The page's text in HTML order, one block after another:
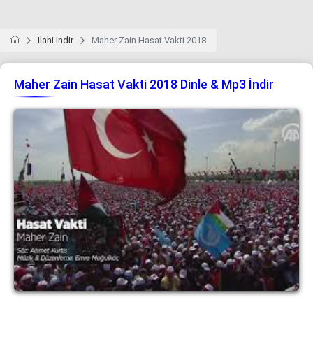
İlahi İndir Maher Zain Hasat Vakti 2018
Maher Zain Hasat Vakti 2018 Dinle & Mp3 İndir